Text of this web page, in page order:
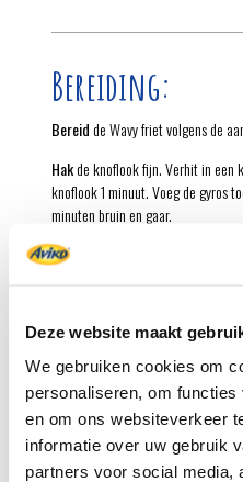
Deze website maakt
We gebruiken cookies om
personaliseren, om
en om ons websiteverkeer
informatie over uw gebruik
partners voor social media,
Bereiding:
Bereidde Wavy friet volgens de
Hakde knoflook fijn. Verhit in een
knoflook 1 minuut. Voeg de gyros
minuten bruin en gaar.
Snijd
intussen de paprika in
de paprika, de komkommer en de ui
Spuitof schep dotjes
oregano en eventueel nog wat
Griekse zon op je bord! Met deze
Griekse sferen... mét extra